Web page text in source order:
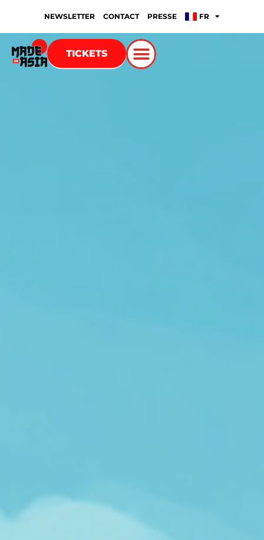
NEWSLETTER CONTACT PRESSE FR
TICKETS